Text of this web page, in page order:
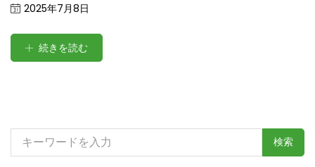
Posted
2025年7月8日
続きを読む
索: